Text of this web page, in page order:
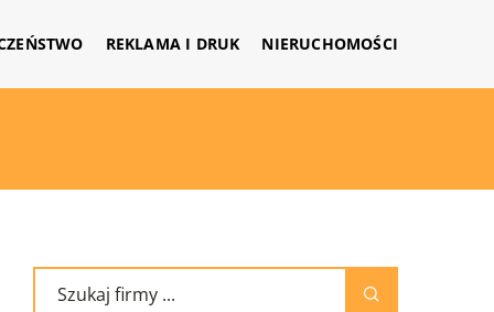
REKLAMA I DRUK NIERUCHOMOŚCI